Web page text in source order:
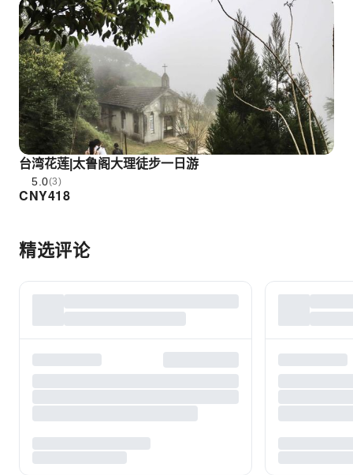
台湾花莲|太鲁阁大理徒步一日游
5.0(3)
CNY418
精选评论